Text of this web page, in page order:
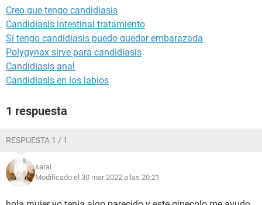
Creo que tengo candidiasis
Candidiasis intestinal tratamiento
Si tengo candidiasis puedo quedar embarazada
Polygynax sirve para candidiasis
Candidiasis anal
Candidiasis en los labios
1 respuesta
RESPUESTA 1 / 1
sarai
Modificado el 30 mar 2022 a las 20:21